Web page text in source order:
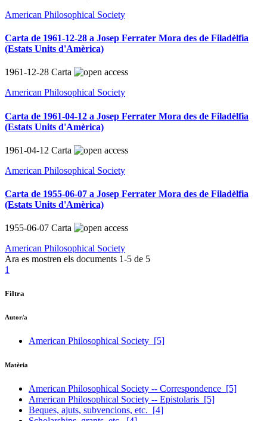
American Philosophical Society
Carta de 1961-12-28 a Josep Ferrater Mora des de Filadèlfia
(Estats Units d'Amèrica)
1961-12-28 Carta
American Philosophical Society
Carta de 1961-04-12 a Josep Ferrater Mora des de Filadèlfia
(Estats Units d'Amèrica)
1961-04-12 Carta
American Philosophical Society
Carta de 1955-06-07 a Josep Ferrater Mora des de Filadèlfia
(Estats Units d'Amèrica)
1955-06-07 Carta
American Philosophical Society
Ara es mostren els documents 1-5 de 5
1
Filtra
Autor/a
American Philosophical Society [5]
Matèria
American Philosophical Society -- Correspondence [5]
American Philosophical Society -- Epistolaris [5]
Beques, ajuts, subvencions, etc. [4]